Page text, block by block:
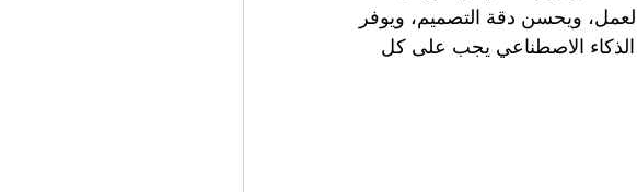
ويحسن دقة التصميم، ويوفر
الاصطناعي يجب على كل